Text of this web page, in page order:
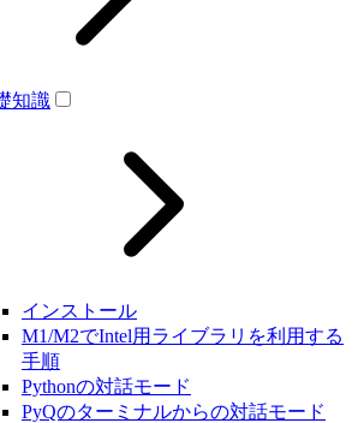
知識
インストール
M1/M2でIntel用ライブラリを利用する
手順
Pythonの対話モード
PyQのターミナルからの対話モード